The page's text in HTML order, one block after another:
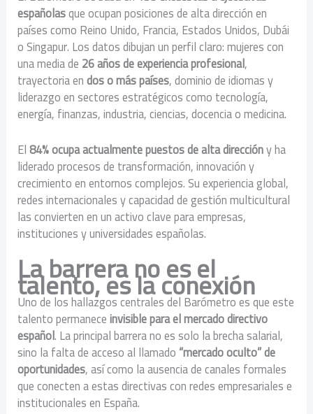
españolasque ocupan posiciones de alta dirección en
países como Reino Unido, Francia, Estados Unidos, Dubái
o Singapur. Los datos dibujan un perfil claro: mujeres con
una media de 26 años de experiencia profesional,
trayectoria endos o más países, dominio de idiomas y
liderazgo en sectores estratégicos como tecnología,
energía, finanzas, industria, ciencias, docencia o medicina.
El84% ocupa actualmente puestos de alta direccióny ha
liderado procesos de transformación, innovación y
crecimiento en entornos complejos. Su experiencia global,
redes internacionales y capacidad de gestión multicultural
las convierten en un activo clave para empresas,
instituciones y universidades españolas.
La barrera no es el
talento, es la conexión
Uno de los hallazgos centrales del Barómetro es que este
talento permaneceinvisible para el mercado directivo
español. La principal barrera no es solo la brecha salarial,
sino la falta de acceso al llamado “mercado oculto” de
oportunidades, así como la ausencia de canales formales
que conecten a estas directivas con redes empresariales e
institucionales en España.